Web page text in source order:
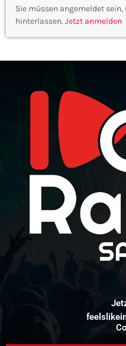
Sie müssen angemeldet
hinterlassen. Jetzt anmelden